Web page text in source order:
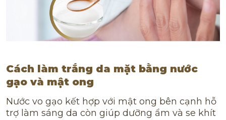
Cách làm trắng da mặt bằng nước
gạo và mật ong
Nước vo gạo kết hợp với mật ong bên cạnh hỗ
trợ làm sáng da còn giúp dưỡng ẩm và se khít